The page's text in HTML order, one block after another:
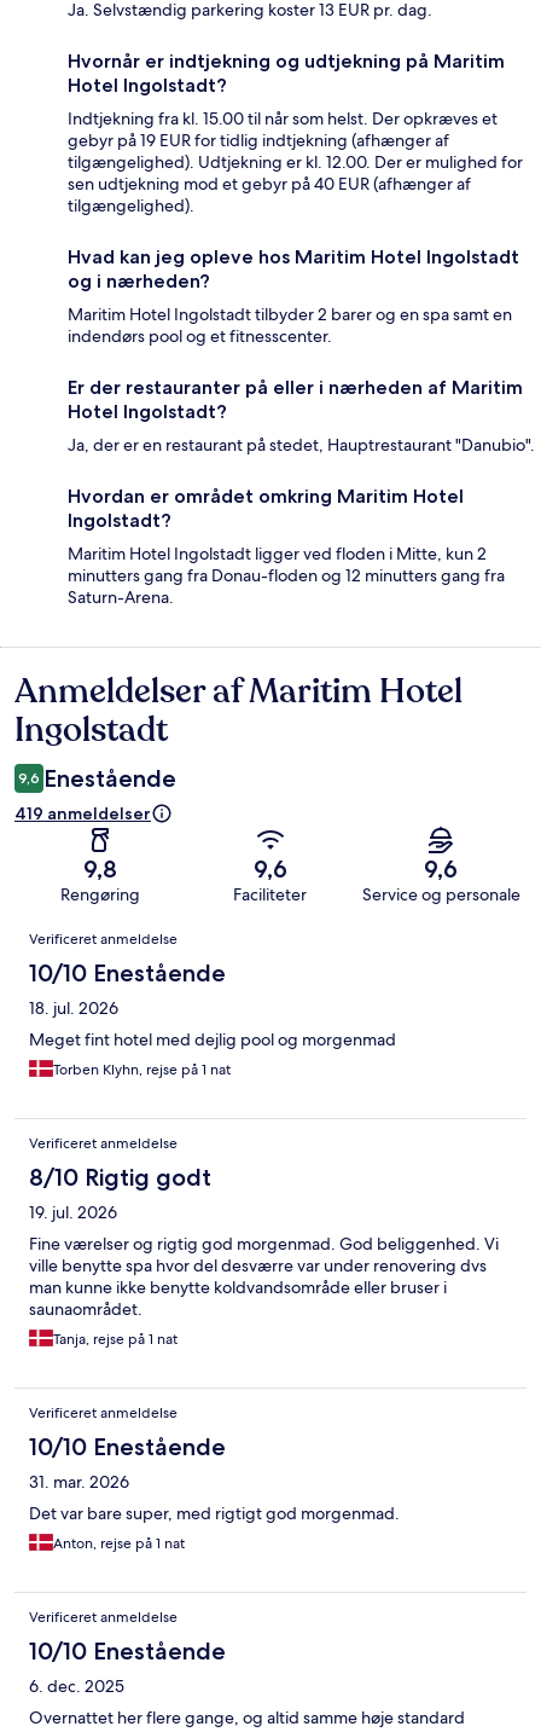
Ja. Selvstændig parkering koster 13 EUR pr. dag.
Hvornår er indtjekning og udtjekning på Maritim
Hotel Ingolstadt?
Indtjekning fra kl. 15.00 til når som helst. Der opkræves et
gebyr på 19 EUR for tidlig indtjekning (afhænger af
tilgængelighed). Udtjekning er kl. 12.00. Der er mulighed for
sen udtjekning mod et gebyr på 40 EUR (afhænger af
tilgængelighed).
Hvad kan jeg opleve hos Maritim Hotel Ingolstadt
og i nærheden?
Maritim Hotel Ingolstadt tilbyder 2 barer og en spa samt en
indendørs pool og et fitnesscenter.
Er der restauranter på eller i nærheden af Maritim
Hotel Ingolstadt?
Ja, der er en restaurant på stedet, Hauptrestaurant "Danubio".
Hvordan er området omkring Maritim Hotel
Ingolstadt?
Maritim Hotel Ingolstadt ligger ved floden i Mitte, kun 2
minutters gang fra Donau-floden og 12 minutters gang fra
Saturn-Arena.
Anmeldelser
Anmeldelser af Maritim Hotel
Ingolstadt
9,6 Enestående
419 anmeldelser
9,8
Rengøring
9,6
Faciliteter
9,6
Service og personale
Anmeldelser
Verificeret anmeldelse
10/10 Enestående
18. jul. 2026
Meget fint hotel med dejlig pool og morgenmad
Torben Klyhn, rejse på 1 nat
Verificeret anmeldelse
8/10 Rigtig godt
19. jul. 2026
Fine værelser og rigtig god morgenmad. God beliggenhed. Vi
ville benytte spa hvor del desværre var under renovering dvs
man kunne ikke benytte koldvandsområde eller bruser i
saunaområdet.
Tanja, rejse på 1 nat
Verificeret anmeldelse
10/10 Enestående
31. mar. 2026
Det var bare super, med rigtigt god morgenmad.
Anton, rejse på 1 nat
Verificeret anmeldelse
10/10 Enestående
6. dec. 2025
Overnattet her flere gange, og altid samme høje standard